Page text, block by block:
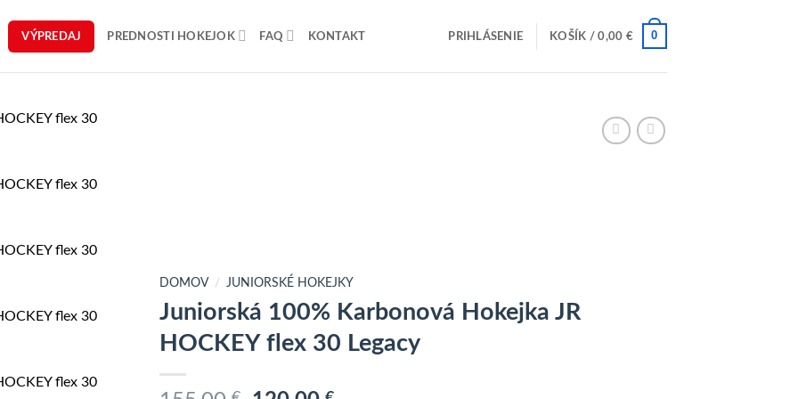
VÝPREDAJ PREDNOSTI HOKEJOK FAQ KONTAKT PRIHLÁSENIE KOŠÍK /0,00 € 0
wishlist
DOMOV / JUNIORSKÉ HOKEJKY
Juniorská 100% Karbonová Hokejka JR
HOCKEY flex 30 Legacy